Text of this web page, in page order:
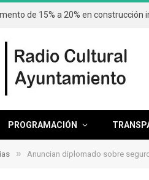
de 15% a 20% en construcción
PROGRAMACIÓN
» Anuncian diplomado sobre